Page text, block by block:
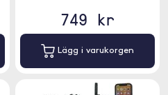
749 kr
Lägg i varukorgen